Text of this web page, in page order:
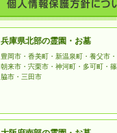
兵庫県北部の霊園・お墓
豊岡市・香美町・新温泉町・養父市
朝来市・宍栗市・神河町・多可町・
脇市・三田市